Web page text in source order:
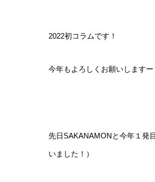
2022初コラムです！
今年もよろしくお願いしますー
先日SAKANAMONと今年１発
いました！）